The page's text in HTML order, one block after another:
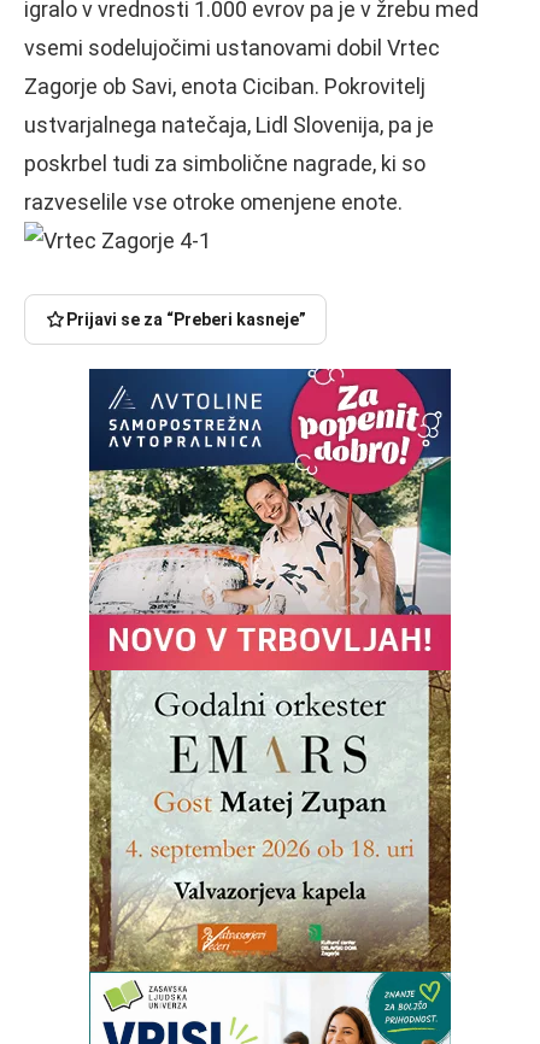
igralo v vrednosti 1.000 evrov pa je v žrebu med
vsemi sodelujočimi ustanovami dobil Vrtec
Zagorje ob Savi, enota Ciciban. Pokrovitelj
ustvarjalnega natečaja, Lidl Slovenija, pa je
poskrbel tudi za simbolične nagrade, ki so
razveselile vse otroke omenjene enote.
Prijavi se za “Preberi kasneje”